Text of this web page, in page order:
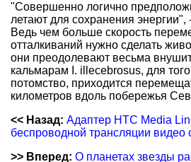
"Совершенно логично
летают для сохранения энергии",
Ведь чем больше скорость
отталкиваний нужно сделать
они преодолевают весьма
кальмарам I. illecebrosus, для
потомство, приходится
километров вдоль побережья
<< Назад: Адаптер HTC Media
беспроводной трансляции видео
>> Вперед: О планетах звезды